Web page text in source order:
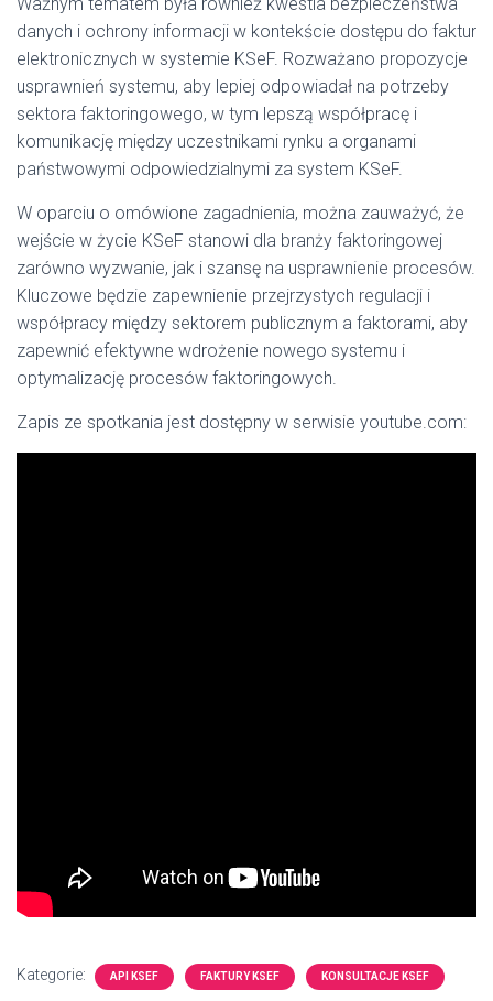
danych i ochrony informacji w kontekście dostępu do faktur
elektronicznych w systemie KSeF. Rozważano propozycje
usprawnień systemu, aby lepiej odpowiadał na potrzeby
sektora faktoringowego, w tym lepszą współpracę i
komunikację między uczestnikami rynku a organami
państwowymi odpowiedzialnymi za system KSeF.
W oparciu o omówione zagadnienia, można zauważyć, że
wejście w życie KSeF stanowi dla branży faktoringowej
zarówno wyzwanie, jak i szansę na usprawnienie procesów.
Kluczowe będzie zapewnienie przejrzystych regulacji i
współpracy między sektorem publicznym a faktorami, aby
zapewnić efektywne wdrożenie nowego systemu i
optymalizację procesów faktoringowych.
Zapis ze spotkania jest dostępny w serwisie youtube.com:
Kategorie: API KSEF FAKTURY KSEF KONSULTACJE KSEF